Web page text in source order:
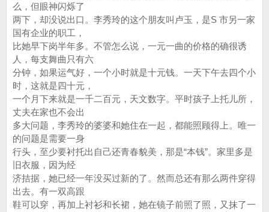
么，但眼神闪烁了
两下，却没说出口。李秀玲的这个朋友叫卢玉，是S 市另一家
国有企业的职工，
比她早下岗半年多。不管怎么说，一元一曲的价格的确很诱
人，每支舞曲只有六
分钟，如果运气好，一个小时就是十元钱。一天下午去四个小
时，这就是四十元，
一个月下来就是一千二百元，天文数字。平时孩子上托儿所，
丈夫在家也不会出
多大问题，李秀玲的婆婆和她住在一起，都能照顾得上。唯一
的问题是需要一身
行头，至少要衬托出自己还青春貌美，那是“本钱”。家里多是
旧衣服，因为经
济拮据，她已经一年没买过新的了。然而总还有那么两件穿得
出去。有一双高跟
鞋可以穿，再加上衬衫和长裙，她在镜子前照了照，又抹了一